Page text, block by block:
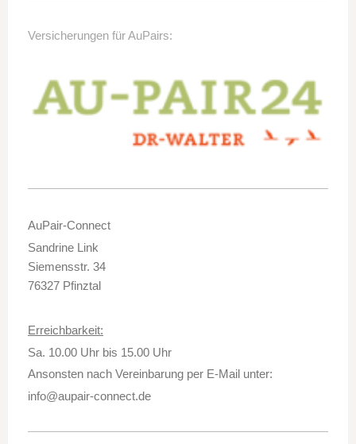
Versicherungen für AuPairs:
AuPair-Connect
Sandrine Link
Siemensstr. 34
76327 Pfinztal
Erreichbarkeit:
Sa. 10.00 Uhr bis 15.00 Uhr
Ansonsten nach Vereinbarung per E-Mail unter:
info@aupair-connect.de